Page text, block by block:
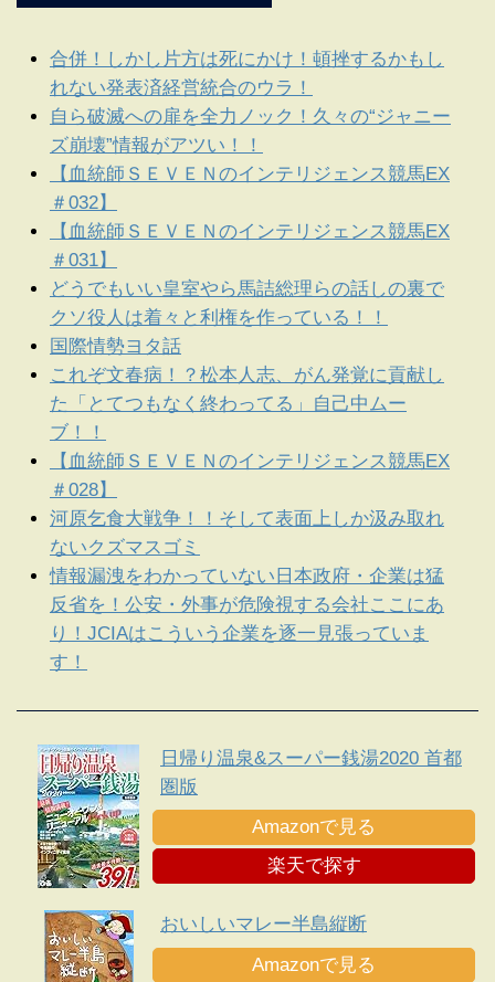
合併！しかし片方は死にかけ！頓挫するかもし
れない発表済経営統合のウラ！
自ら破滅への扉を全力ノック！久々の“ジャニー
ズ崩壊”情報がアツい！！
【血統師ＳＥＶＥＮのインテリジェンス競馬EX
＃032】
【血統師ＳＥＶＥＮのインテリジェンス競馬EX
＃031】
どうでもいい皇室やら馬詰総理らの話しの裏で
クソ役人は着々と利権を作っている！！
国際情勢ヨタ話
これぞ文春病！？松本人志、がん発覚に貢献し
た「とてつもなく終わってる」自己中ムー
ブ！！
【血統師ＳＥＶＥＮのインテリジェンス競馬EX
＃028】
河原乞食大戦争！！そして表面上しか汲み取れ
ないクズマスゴミ
情報漏洩をわかっていない日本政府・企業は猛
反省を！公安・外事が危険視する会社ここにあ
り！JCIAはこういう企業を逐一見張っていま
す！
日帰り温泉&スーパー銭湯2020 首都
圏版
Amazonで見る
楽天で探す
おいしいマレー半島縦断
Amazonで見る